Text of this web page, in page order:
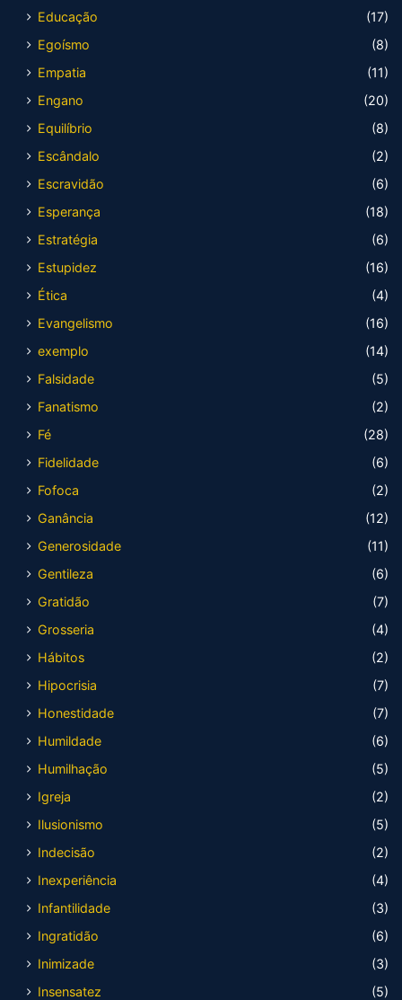
Educação
(17)
Egoísmo
(8)
Empatia
(11)
Engano
(20)
Equilíbrio
(8)
Escândalo
(2)
Escravidão
(6)
Esperança
(18)
Estratégia
(6)
Estupidez
(16)
Ética
(4)
Evangelismo
(16)
exemplo
(14)
Falsidade
(5)
Fanatismo
(2)
Fé
(28)
Fidelidade
(6)
Fofoca
(2)
Ganância
(12)
Generosidade
(11)
Gentileza
(6)
Gratidão
(7)
Grosseria
(4)
Hábitos
(2)
Hipocrisia
(7)
Honestidade
(7)
Humildade
(6)
Humilhação
(5)
Igreja
(2)
Ilusionismo
(5)
Indecisão
(2)
Inexperiência
(4)
Infantilidade
(3)
Ingratidão
(6)
Inimizade
(3)
Insensatez
(5)